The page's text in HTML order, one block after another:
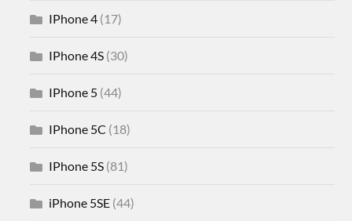
IPhone 4 (17)
IPhone 4S (30)
IPhone 5 (44)
IPhone 5C (18)
IPhone 5S (81)
iPhone 5SE (44)